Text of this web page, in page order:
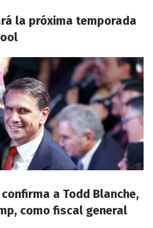
la próxima temporada
confirma a Todd Blanche,
como fiscal general